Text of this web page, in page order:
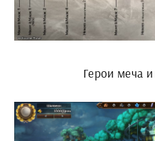
Герои меча